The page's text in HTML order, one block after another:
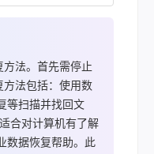
法。首先需停止
方法包括：使用数
等扫描并找回文
合对计算机有了解
数据恢复帮助。此